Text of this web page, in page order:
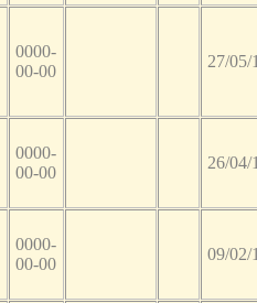
0000-
00-00
27/05/
0000-
00-00
26/04/
0000-
00-00
09/02/